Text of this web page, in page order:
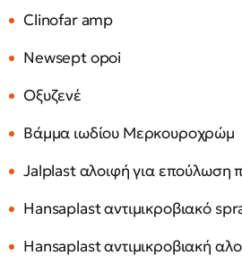
Clinofar amp
Newsept opoi
Οξυζενέ
Βάμμα ιωδίου Μερκουροχρώμ
Jalplast αλοιφή για επούλωση
Hansaplast αντιμικροβιακό
Hansaplast αντιμικροβιακή